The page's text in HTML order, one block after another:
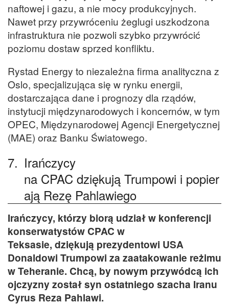
naftowej i gazu, a nie mocy produkcyjnych.
Nawet przy przywróceniu żeglugi uszkodzona
infrastruktura nie pozwoli szybko przywrócić
poziomu dostaw sprzed konfliktu.
Rystad Energy to niezależna firma analityczna z
Oslo, specjalizująca się w rynku energii,
dostarczająca dane i prognozy dla rządów,
instytucji międzynarodowych i koncernów, w tym
OPEC, Międzynarodowej Agencji Energetycznej
(MAE) oraz Banku Światowego.
7. Irańczycy
na CPAC dziękują Trumpowi i popier
ają Rezę Pahlawiego
Irańczycy, którzy biorą udział w konferencji
konserwatystów CPAC w
Teksasie, dziękują prezydentowi USA
Donaldowi Trumpowi za zaatakowanie reżimu
w Teheranie. Chcą, by nowym przywódcą ich
ojczyzny został syn ostatniego szacha Iranu
Cyrus Reza Pahlawi.